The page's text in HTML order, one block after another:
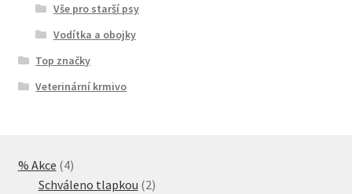
Vše pro starší psy
Vodítka a obojky
Top značky
Veterinární krmivo
% Akce 44
produkty
Schváleno tlapkou 22